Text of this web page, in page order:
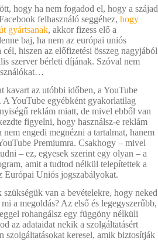
hogy ha nem fogadod el, hogy a szájad
felhasználó seggéhez, hogy
gyártsanak, akkor fizess elő a
baj, ha nem az európai uniós
hiszen az előfizetési összeg nagyjából
szerver bérleti díjának. Szóval nem
kavart az utóbbi időben, a YouTube
YouTube egyébként gyakorlatilag
reklám miatt, de mivel ebből van
figyelni, hogy használsz-e reklám
engedi megnézni a tartalmat, hanem
Premiumra. Csakhogy – mivel
– ez, egyesek szerint egy olyan – a
amit a tudtod nélkül telepítettek a
Európai Uniós jogszabályokat.
van a bevételekre, hogy neked
a megoldás? Az első és legegyszerűbb,
rohangálsz egy függöny nélküli
az adataidat nekik a szolgáltatásért
szolgáltatásokat keresel, amik biztosítják